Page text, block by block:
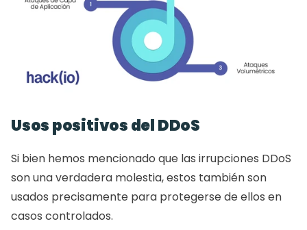
Usos positivos del DDoS
Si bien hemos mencionado que las irrupciones DDoS
son una verdadera molestia, estos también son
usados precisamente para protegerse de ellos en
casos controlados.